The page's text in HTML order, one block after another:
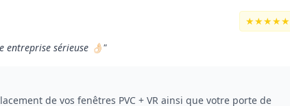
★★★★★
sérieuse 👌🏻"
de vos fenêtres PVC + VR ainsi que votre porte de